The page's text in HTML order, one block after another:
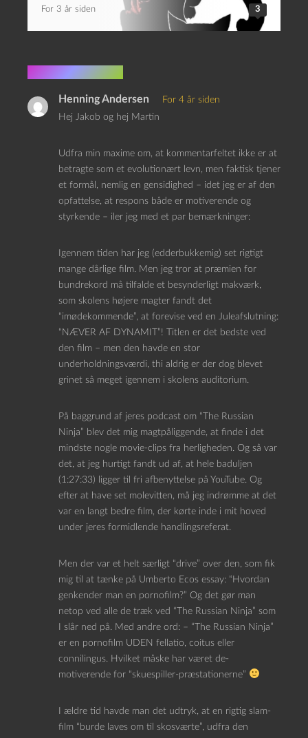
For 3 år siden 3
2 kommentarer
Henning Andersen
For 4 år siden
Hej Jakob og hej Martin
Udfra min maxime om, at kommentarfeltet ikke er at
betragte som et evolutionært levn, men faktisk tjener
et formål, nemlig en gensidighed – idet jeg er af den
opfattelse, at respons både er motiverende og
styrkende – iler jeg med et par bemærkninger:
Igennem tiden har jeg (edderbukkemig) set rigtigt
mange dårlige film. Men jeg tror at præmien for
bundrekord må tilfalde et besynderligt makværk,
som skolens højere magter fandt det
“imødekommende”, at forevise ved en Juleafslutning:
“NÆVER AF DYNAMIT”! Titlen er det bedste ved
den film – men den havde en stor
underholdningsværdi, thi aldrig er der dog blevet
grinet så meget igennem i skolens auditorium.
På baggrund af jeres podcast om “The Russian
Ninja” blev det mig magtpåliggende, at finde i det
mindste nogle movie-clips fra herligheden. Og så var
det, at jeg hurtigt fandt ud af, at hele baduljen
(1:27:33) ligger til fri afbenyttelse på YouTube. Og
efter at have set molevitten, må jeg indrømme at det
var en langt bedre film, der kørte inde i mit hoved
under jeres formidlende handlingsreferat.
Men der var et helt særligt “drive” over den, som fik
mig til at tænke på Umberto Ecos essay: “Hvordan
genkender man en pornofilm?” Og det gør man
netop ved alle de træk ved “The Russian Ninja” som
I slår ned på. Med andre ord: – “The Russian Ninja”
er en pornofilm UDEN fellatio, coitus eller
connilingus. Hvilket måske har været de-
motiverende for “skuespiller-præstationerne”
I ældre tid havde man det udtryk, at en rigtig slam-
film “burde laves om til skosværte”, udfra den